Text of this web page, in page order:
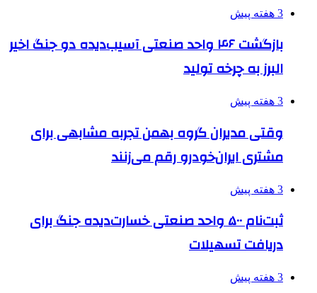
3 هفته پیش
بازگشت ۴۶ واحد صنعتی آسیب‌دیده دو جنگ اخیر
البرز به چرخه تولید
3 هفته پیش
وقتی مدیران گروه بهمن تجربه مشابهی برای
مشتری ایران‌خودرو رقم می‌زنند
3 هفته پیش
ثبت‌نام ۵۰۰ واحد صنعتی خسارت‌دیده جنگ برای
دریافت تسهیلات
3 هفته پیش